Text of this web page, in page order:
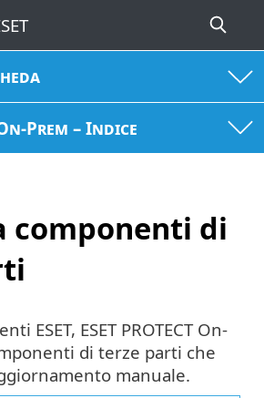
Prem – Indice
componenti di
ESET, ESET PROTECT On-
di terze parti che
manuale.